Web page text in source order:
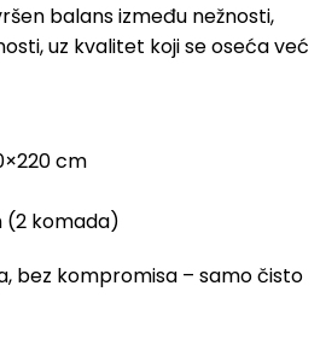
balans između nežnosti,
uz kvalitet koji se oseća već
cm
(2 komada)
bez kompromisa – samo čisto